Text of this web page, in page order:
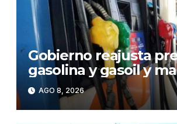
Gobierno reajusta
gasolina y gasoil y
congelado el GLP
AGO 8, 2026